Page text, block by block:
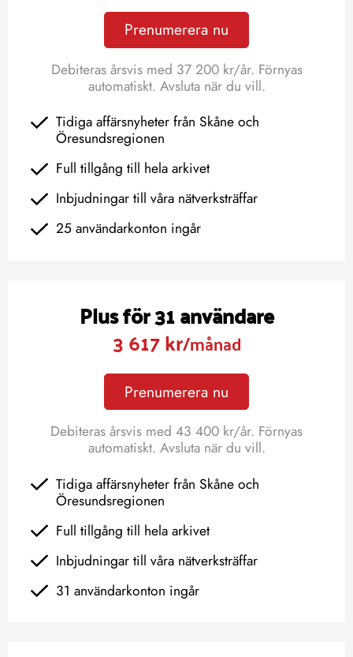
Prenumerera nu
Debiteras årsvis med 37 200 kr/år. Förnyas
automatiskt. Avsluta när du vill.
Tidiga affärsnyheter från Skåne och
Öresundsregionen
Full tillgång till hela arkivet
Inbjudningar till våra nätverksträffar
25 användarkonton ingår
Plus för 31 användare
3 617 kr/månad
Prenumerera nu
Debiteras årsvis med 43 400 kr/år. Förnyas
automatiskt. Avsluta när du vill.
Tidiga affärsnyheter från Skåne och
Öresundsregionen
Full tillgång till hela arkivet
Inbjudningar till våra nätverksträffar
31 användarkonton ingår